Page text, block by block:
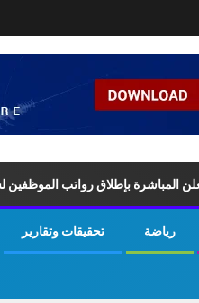
بإطلاق رواتب ‏الموظفين لشهر أيار
رياضة تحقيقات وتقارير